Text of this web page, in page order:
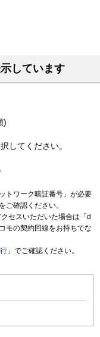
しています
)
してください。
トワーク暗証番号」が必要
をご確認ください。
セスいただいた場合は「d
モの契約回線をお持ちでな
」でご確認ください。